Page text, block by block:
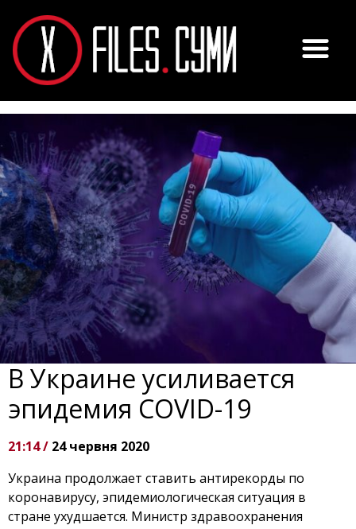
В Украине усиливается
эпидемия COVID-19
21:14 / 24 червня 2020
Украина продолжает ставить антирекорды по
коронавирусу, эпидемиологическая ситуация в
стране ухудшается. Министр здравоохранения